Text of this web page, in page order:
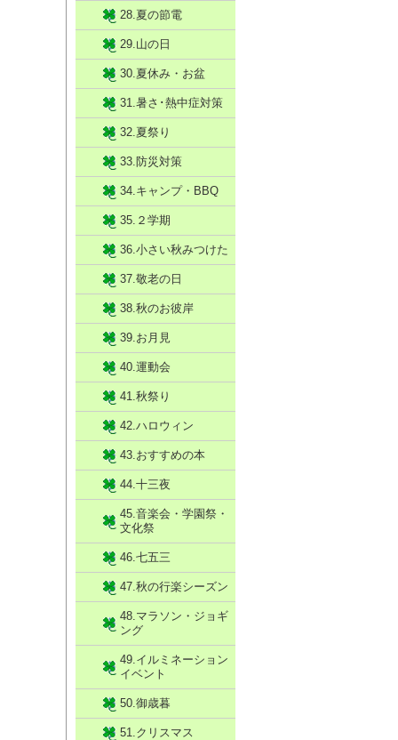
28.夏の節電
29.山の日
30.夏休み・お盆
31.暑さ･熱中症対策
32.夏祭り
33.防災対策
34.キャンプ・BBQ
35.２学期
36.小さい秋みつけた
37.敬老の日
38.秋のお彼岸
39.お月見
40.運動会
41.秋祭り
42.ハロウィン
43.おすすめの本
44.十三夜
45.音楽会・学園祭・
文化祭
46.七五三
47.秋の行楽シーズン
48.マラソン・ジョギ
ング
49.イルミネーション
イベント
50.御歳暮
51.クリスマス